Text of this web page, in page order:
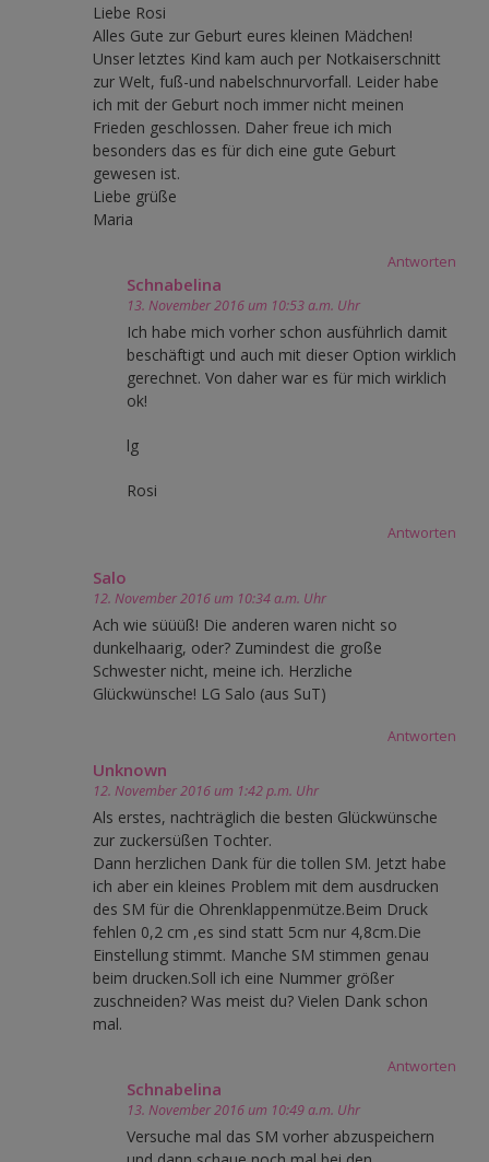
Liebe Rosi
Alles Gute zur Geburt eures kleinen Mädchen!
Unser letztes Kind kam auch per Notkaiserschnitt
zur Welt, fuß-und nabelschnurvorfall. Leider habe
ich mit der Geburt noch immer nicht meinen
Frieden geschlossen. Daher freue ich mich
besonders das es für dich eine gute Geburt
gewesen ist.
Liebe grüße
Maria
Antworten
Schnabelina
13. November 2016 um 10:53 a.m. Uhr
Ich habe mich vorher schon ausführlich damit
beschäftigt und auch mit dieser Option wirklich
gerechnet. Von daher war es für mich wirklich
ok!
lg
Rosi
Antworten
Salo
12. November 2016 um 10:34 a.m. Uhr
Ach wie süüüß! Die anderen waren nicht so
dunkelhaarig, oder? Zumindest die große
Schwester nicht, meine ich. Herzliche
Glückwünsche! LG Salo (aus SuT)
Antworten
Unknown
12. November 2016 um 1:42 p.m. Uhr
Als erstes, nachträglich die besten Glückwünsche
zur zuckersüßen Tochter.
Dann herzlichen Dank für die tollen SM. Jetzt habe
ich aber ein kleines Problem mit dem ausdrucken
des SM für die Ohrenklappenmütze.Beim Druck
fehlen 0,2 cm ,es sind statt 5cm nur 4,8cm.Die
Einstellung stimmt. Manche SM stimmen genau
beim drucken.Soll ich eine Nummer größer
zuschneiden? Was meist du? Vielen Dank schon
mal.
Antworten
Schnabelina
13. November 2016 um 10:49 a.m. Uhr
Versuche mal das SM vorher abzuspeichern